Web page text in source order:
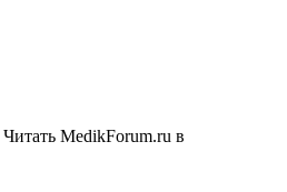
Читать MedikForum.ru в